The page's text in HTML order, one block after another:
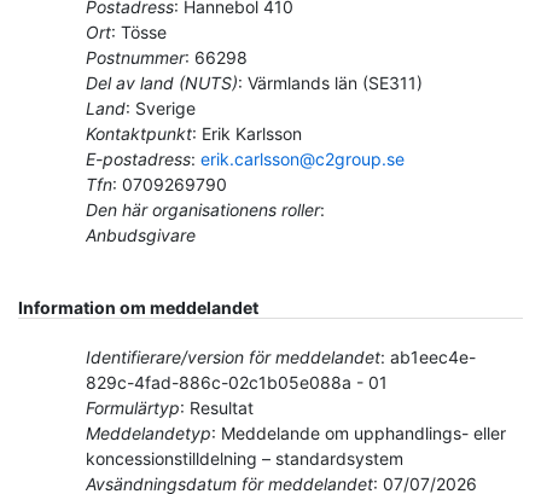
Postadress: Hannebol 410
Ort: Tösse
Postnummer: 66298
Del av land (NUTS): Värmlands län (SE311)
Land: Sverige
Kontaktpunkt: Erik Karlsson
E-postadress: erik.carlsson@c2group.se
Tfn: 0709269790
Den här organisationens roller:
Anbudsgivare
Information om meddelandet
Identifierare/version för meddelandet: ab1eec4e-
829c-4fad-886c-02c1b05e088a - 01
Formulärtyp: Resultat
Meddelandetyp: Meddelande om upphandlings- eller
koncessionstilldelning – standardsystem
Avsändningsdatum för meddelandet: 07/07/2026